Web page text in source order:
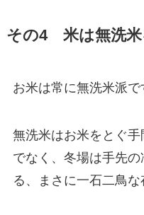
その4 米は無洗米
お米は常に無洗米派で
無洗米はお米をとぐ
でなく、冬場は手先
る、まさに一石二鳥な